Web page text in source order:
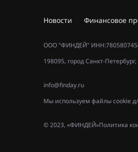
Новости Финансовое
ООО "ФИНДЕЙ"
198095, город Санкт-
info@finday.ru
Мы используем файлы cookie
Политика
© 2023, «ФИНДЕЙ»